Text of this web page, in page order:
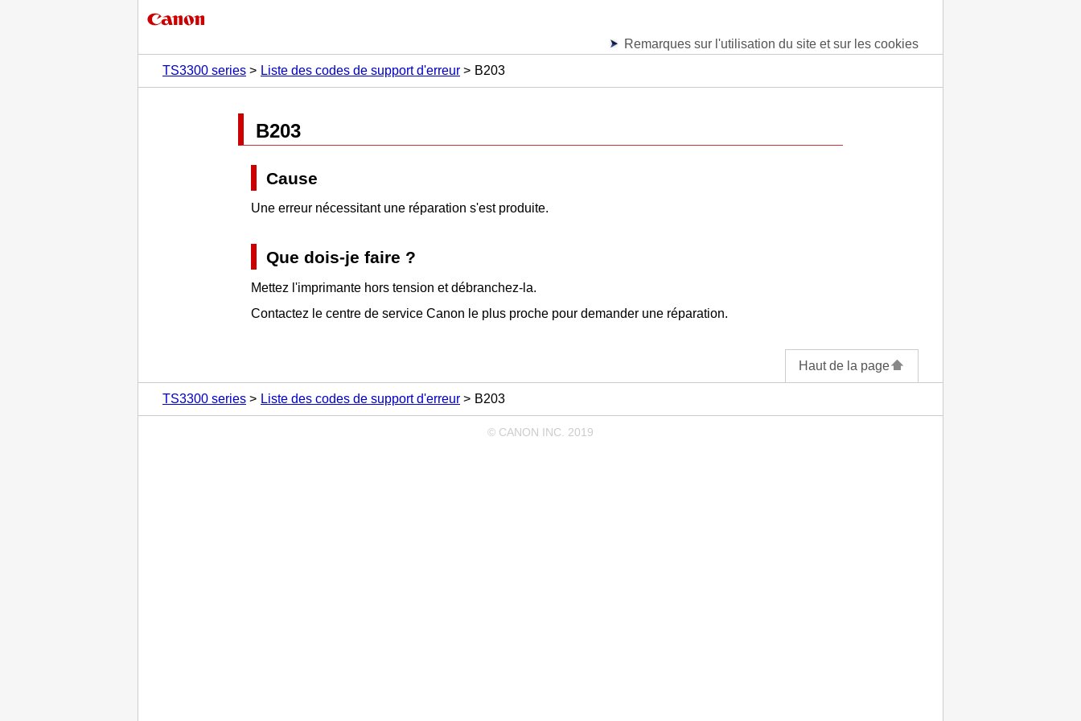
Remarques sur l'utilisation du site et sur les cookies
TS3300 series
Liste des codes de support d'erreur B203
B203
Cause
Une erreur nécessitant une réparation s'est produite.
Que dois-je faire ?
Mettez l'imprimante hors tension et débranchez-la.
Contactez le centre de service Canon le plus proche pour demander une réparation.
Haut de la page
TS3300 series Liste des codes de support d'erreur B203
© CANON INC. 2019